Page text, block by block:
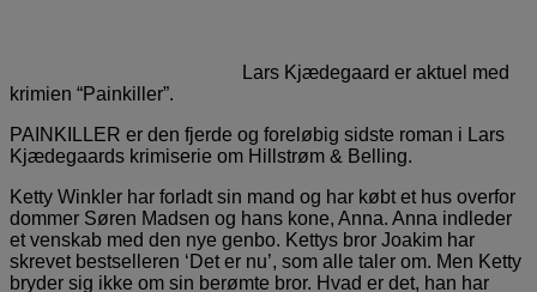
Lars Kjædegaard er aktuel med
krimien “Painkiller”.
PAINKILLER er den fjerde og foreløbig sidste roman i Lars
Kjædegaards krimiserie om Hillstrøm & Belling.
Ketty Winkler har forladt sin mand og har købt et hus overfor
dommer Søren Madsen og hans kone, Anna. Anna indleder
et venskab med den nye genbo. Kettys bror Joakim har
skrevet bestselleren ‘Det er nu’, som alle taler om. Men Ketty
bryder sig ikke om sin berømte bror. Hvad er det, han har